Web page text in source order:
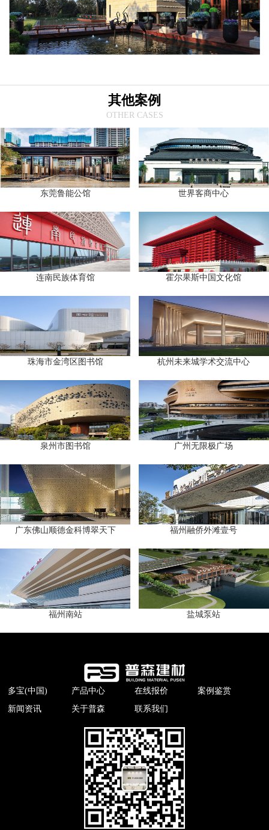
其他案例
OTHER CASES
东莞鲁能公馆 世界客商中心
连南民族体育馆 霍尔果斯中国文化馆
珠海市金湾区图书馆 杭州未来城学术交流中心
泉州市图书馆 广州无限极广场
广东佛山顺德金科博翠天下 福州融侨外滩壹号
福州南站 盐城泵站
多宝(中国) 产品中心 在线报价
案例鉴赏
新闻资讯
关于普森 联系我们